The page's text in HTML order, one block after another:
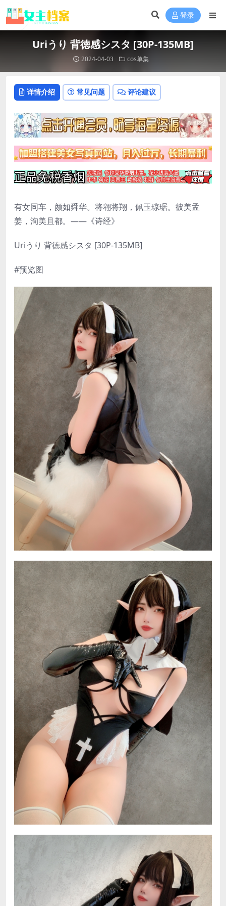
登录
Uriうり 背徳感シスタ [30P-135MB]
2024-04-03 cos单集
详情介绍 常见问题 评论建议
有女同车，颜如舜华。将翱将翔，佩玉琼琚。彼美孟
姜，洵美且都。——《诗经》
Uriうり 背徳感シスタ [30P-135MB]
#预览图